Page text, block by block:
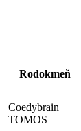
Rodokmeň
Coedybrain
TOMOS